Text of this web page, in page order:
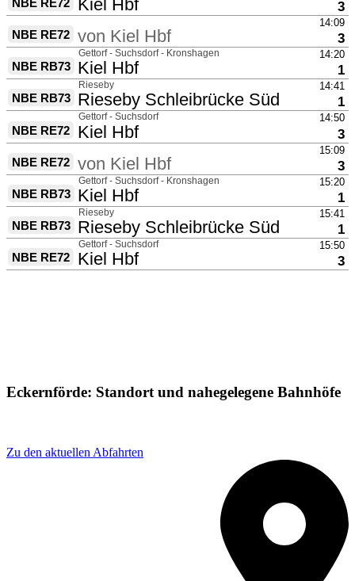
Eckernförde: Standort und nahegelegene Bahnhöfe
Zu den aktuellen Abfahrten